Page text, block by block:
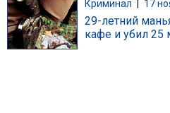
Криминал 17
29-летний
кафе и убил 25